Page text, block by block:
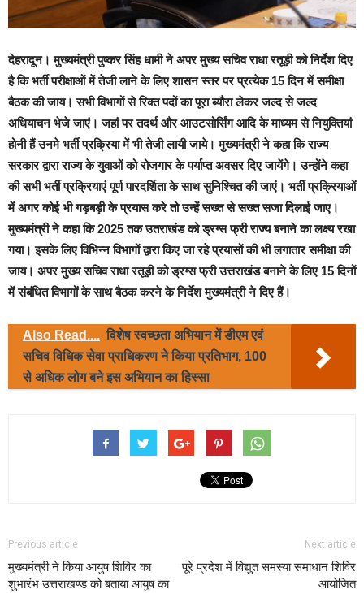
देहरादून। मुख्यमंत्री पुष्कर सिंह धामी ने अपर मुख्य सचिव राधा रतूड़ी को निर्देश दिए
है कि भर्ती परीक्षाओं में तेजी लाने के लिए शासन स्तर पर प्रत्येक 15 दिन में समीक्षा
बैठक की जाय। सभी विभागों से रिक्त पदों का पूरा ब्यौरा लेकर जल्द से जल्द
अधियाचन भेजे जाएं। जहां पर तदर्थ और आउटसोर्सिंग आदि के माध्यम से नियुक्तियां
होनी हैं उनमे भर्ती प्रक्रिया में भी तेजी लायी जाये। मुख्यमंत्री ने कहा कि राज्य
सरकार द्वारा राज्य के युवाओं को रोजगार के पर्याप्त अवसर दिए जायेंगे। उन्होंने कहा
की सभी भर्ती प्रक्रियाएं पूर्ण पारदर्शिता के साथ सुनिश्चित की जाएं। भर्ती प्रक्रियाओं
में अगर कोई भी गड़बड़ी के प्रयास करे तो उन्हें सख्त से सख्त सजा दिलाई जाए।
मुख्यमंत्री ने कहा कि 2025 तक उतराखंड को ड्रग्स फ्री राज्य बनाने का लक्ष्य रखा
गया। इसके लिए विभिन्न विभागों द्वारा किए जा रहे प्रयासों की भी लगातार समीक्षा की
जाय। अपर मुख्य सचिव राधा रतूड़ी को ड्रग्स फ्री उत्तराखंड बनाने के लिए 15 दिनों
में संबंधित विभागों के साथ बैठक करने के निर्देश मुख्यमंत्री ने दिए हैं।
Also Read.... विशेष स्वच्छता अभियान में डीएम एवं
सचिव विधिक सेवा प्राधिकरण ने किया प्रतिभाग, 100
से अधिक लोग बने इस अभियान का हिस्सा
Previous article
मुख्यमंत्री ने किया आयुष शिविर का
शुभारंभ उत्तराखण्ड को बताया आयुष का
Next article
पूरे प्रदेश में विद्युत समस्या समाधान शिविर
आयोजित